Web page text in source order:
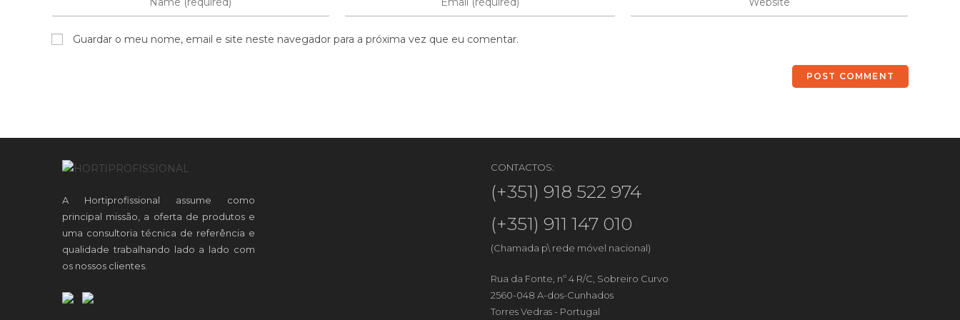
Guardar o meu nome, email e site neste navegador para a próxima vez que eu comentar.
A Hortiprofissional assume como
principal missão, a oferta de produtos e
uma consultoria técnica de referência e
qualidade trabalhando lado a lado com
os nossos clientes.
CONTACTOS:
(+351) 918 522 974
(+351) 911 147 010
(Chamada p\ rede móvel nacional)
Rua da Fonte, nº 4 R/C, Sobreiro Curvo
2560-048 A-dos-Cunhados
Torres Vedras - Portugal